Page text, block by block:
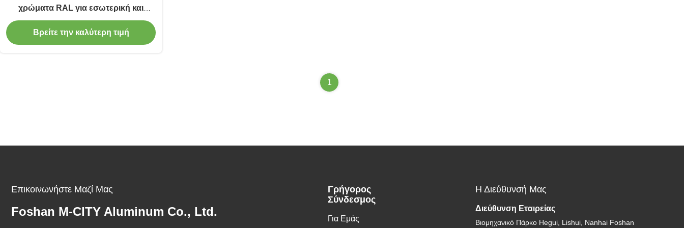
χρώματα RAL για εσωτερική και
εξωτερική χρήση
Βρείτε την καλύτερη τιμή
1
Επικοινωνήστε Μαζί Μας
Foshan M-CITY Aluminum Co., Ltd.
Γρήγορος
Σύνδεσμος
Για Εμάς
Η Διεύθυνσή Μας
Διεύθυνση Εταιρείας
Βιομηχανικό Πάρκο Hegui, Lishui, Nanhai Foshan